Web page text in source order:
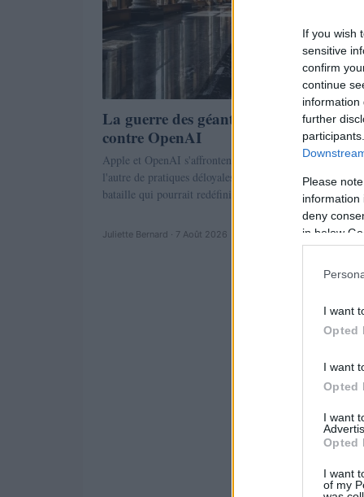
If you wish
sensitive
confirm
continue
information
further
Please
information
deny
in below
I want
Opted
I want
Opted
I want
Opted
I want
of my
La guerre des géants de la tech : Apple
contre OpenAI
Apple et OpenAI s'affrontent en justice, accusant chacun
l'autre de pratiques déloyales. Découvrez les enjeux de
bataille qui pourrait redéfinir l'industrie…
Juliette Bernard · 7 Août 2026